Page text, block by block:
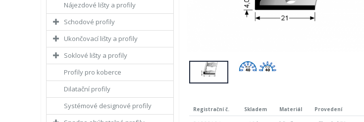
Nájezdové lišty a profily
Schodové profily
Ukončovací lišty a profily
Soklové lišty a profily
Profily pro koberce
Dilatační profily
Systémové designové profily
Registrační č. Skladem Materiál Provedení